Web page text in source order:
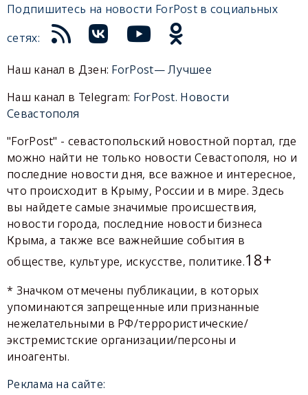
Подпишитесь на новости ForPost в социальных
сетях:
Наш канал в Дзен: ForPost— Лучшее
Наш канал в Telegram: ForPost. Новости
Севастополя
"ForPost" - севастопольский новостной портал, где
можно найти не только новости Севастополя, но и
последние новости дня, все важное и интересное,
что происходит в Крыму, России и в мире. Здесь
вы найдете самые значимые происшествия,
новости города, последние новости бизнеса
Крыма, а также все важнейшие события в
обществе, культуре, искусстве, политике.18+
* Значком отмечены публикации, в которых
упоминаются запрещенные или признанные
нежелательными в РФ/террористические/
экстремистские организации/персоны и
иноагенты.
Реклама на сайте: